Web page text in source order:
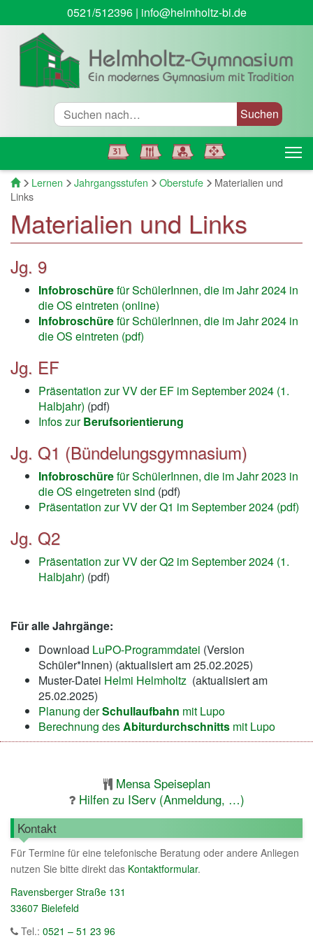
0521/512396| info@helmholtz-bi.de
Suche
Startseite
Lernen Jahrgangsstufen Oberstufe
Materialien und
Links
Materialien und Links
Jg. 9
Infobroschürefür SchülerInnen, die im Jahr 2024 in
die OS eintreten (online)
Infobroschürefür SchülerInnen, die im Jahr 2024 in
die OS eintreten (pdf)
Jg. EF
Präsentation zur VV der EF im September 2024 (1.
Halbjahr) (pdf)
Infos zurBerufsorientierung
Jg. Q1 (Bündelungsgymnasium)
Infobroschürefür SchülerInnen, die im Jahr 2023 in
die OS eingetreten sind (pdf)
Präsentation zur VV der Q1 im September 2024 (pdf)
Jg. Q2
Präsentation zur VV der Q2 im September 2024 (1.
Halbjahr) (pdf)
Für alle Jahrgänge:
Download LuPO-Programmdatei (Version
Schüler*Innen) (aktualisiert am 25.02.2025)
Muster-Datei Helmi Helmholtz (aktualisiert am
25.02.2025)
Planung derSchullaufbahn mit Lupo
Berechnung desAbiturdurchschnitts mit Lupo
Mensa Speiseplan
Hilfen zu IServ (Anmeldung, …)
Kontakt
Für Termine für eine telefonische Beratung oder andere Anliegen
nutzen Sie bitte direkt das Kontaktformular.
Ravensberger Straße 131
33607 Bielefeld
Tel.: 0521 – 51 23 96